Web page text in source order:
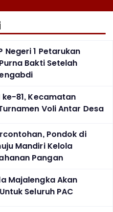
Negeri 1 Petarukan
Bakti Setelah
ke-81, Kecamatan
Voli Antar Desa
Pondok di
Mandiri Kelola
Pangan
Majalengka Akan
Seluruh PAC